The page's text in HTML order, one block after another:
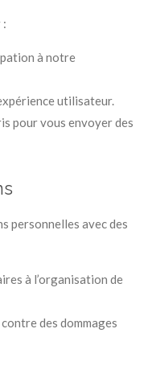
:
à notre
utilisateur.
pour vous envoyer des
personnelles avec des
à l’organisation de
des dommages